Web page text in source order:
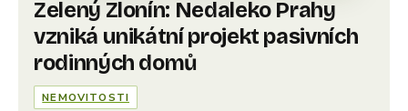
Zelený Zlonín: Nedaleko Prahy
vzniká unikátní projekt pasivních
rodinných domů
NEMOVITOSTI